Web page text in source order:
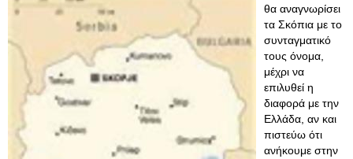
θα αναγνωρίσει
τα Σκόπια με το
συνταγματικό
τους όνομα,
μέχρι να
επιλυθεί η
διαφορά με την
Ελλάδα, αν και
πιστεύω ότι
ανήκουμε στην